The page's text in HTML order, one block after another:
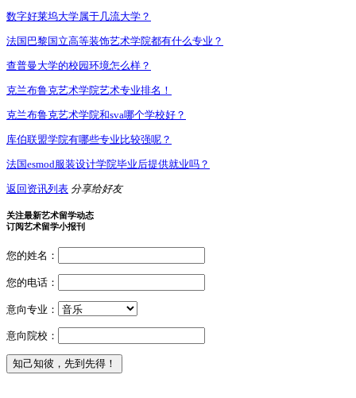
数字好莱坞大学属于几流大学？
法国巴黎国立高等装饰艺术学院都有什么专业？
查普曼大学的校园环境怎么样？
克兰布鲁克艺术学院艺术专业排名！
克兰布鲁克艺术学院和sva哪个学校好？
库伯联盟学院有哪些专业比较强呢？
法国esmod服装设计学院毕业后提供就业吗？
返回资讯列表 分享给好友
关注最新艺术留学动态
订阅艺术留学小报刊
您的姓名：
您的电话：
意向专业：
意向院校：